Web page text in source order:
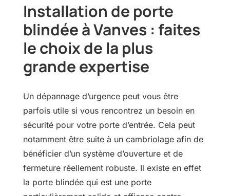
Installation de porte
blindée à Vanves : faites
le choix de la plus
grande expertise
Un dépannage d’urgence peut vous être
parfois utile si vous rencontrez un besoin en
sécurité pour votre porte d’entrée. Cela peut
notamment être suite à un cambriolage afin de
bénéficier d’un système d’ouverture et de
fermeture réellement robuste. Il existe en effet
la porte blindée qui est une porte